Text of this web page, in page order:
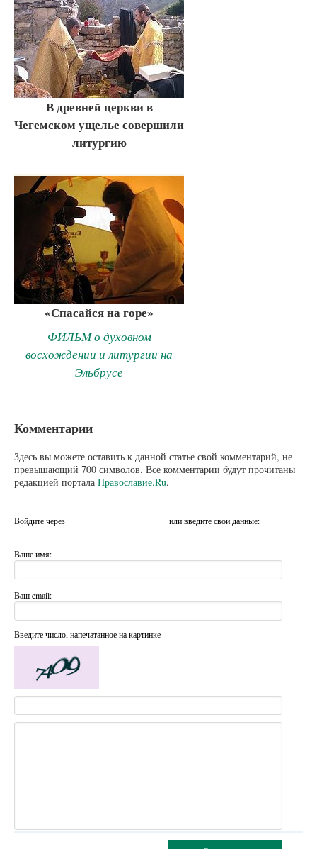
В древней церкви в
Чегемском ущелье совершили
литургию
«Спасайся на горе»
ФИЛЬМ о духовном
восхождении и литургии на
Эльбрусе
Комментарии
Здесь вы можете оставить к данной статье свой комментарий, не
превышающий 700 символов. Все комментарии будут прочитаны
редакцией портала Православие.Ru.
Войдите через или введите свои данные:
Ваше имя:
Ваш email:
Введите число, напечатанное на картинке